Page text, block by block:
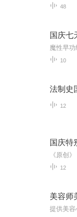
48
国庆七
魔性早功
10
法制史
12
国庆特
12
美容师